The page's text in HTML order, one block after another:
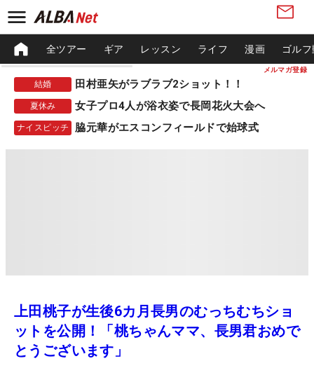
メルマガ登録
全ツアー ギア レッスン ライフ 漫画 ゴル
結婚 田村亜矢がラブラブ2ショット！！
夏休み 女子プロ4人が浴衣姿で長岡花火大会へ
ナイスピッチ 脇元華がエスコンフィールドで始球式
上田桃子が生後6カ月長男のむっちむちショ
ットを公開！「桃ちゃんママ、長男君おめで
とうございます」